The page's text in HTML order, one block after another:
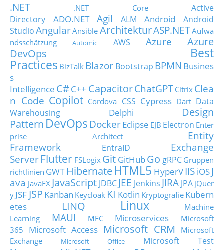
.NET .NET Core
Active
Directory
ADO.NET Agil ALM Android
Android
StudioAngularAnsible ArchitekturASP.NETAufwa
ndsschätzung
Automic AWS Azure
Azure
DevOps
Best
Practices BizTalk Blazor Bootstrap BPMN Busines
s
Intelligence C#C++ CapacitorChatGPT Citrix Clea
n Code Copilot Cordova CSS Cypress Dart Data
Warehousing
Delphi
Design
Pattern DevOps DockerEclipse EJB Electron Enter
prise Architect
Entity
Framework
EntraID
Exchange
Server Flutter FSLogix Git GitHubGo gRPC Gruppen
richtlinien GWT HibernateHTML5 HyperVIIS iOSJ
ava JavaFX JavaScript JDBC JEE Jenkins JIRA JPA jQuer
y JSF JSP Kanban Keycloak KI Kotlin Kryptografie Kubern
etes
LINQ Linux
Machine
Learning
MAUI MFC Microservices
Microsoft
365
Microsoft Access Microsoft CRM
Microsoft
Exchange
Microsoft Office
Microsoft Test